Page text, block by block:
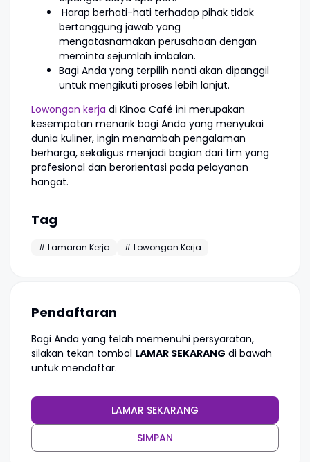
Harap berhati-hati terhadap pihak tidak
bertanggung jawab yang
mengatasnamakan perusahaan dengan
meminta sejumlah imbalan.
Bagi Anda yang terpilih nanti akan dipanggil
untuk mengikuti proses lebih lanjut.
Lowongan kerja di Kinoa Café ini merupakan
kesempatan menarik bagi Anda yang menyukai
dunia kuliner, ingin menambah pengalaman
berharga, sekaligus menjadi bagian dari tim yang
profesional dan berorientasi pada pelayanan
hangat.
Tag
# Lamaran Kerja # Lowongan Kerja
Pendaftaran
Bagi Anda yang telah memenuhi persyaratan,
silakan tekan tombol LAMAR SEKARANG di bawah
untuk mendaftar.
LAMAR SEKARANG
SIMPAN